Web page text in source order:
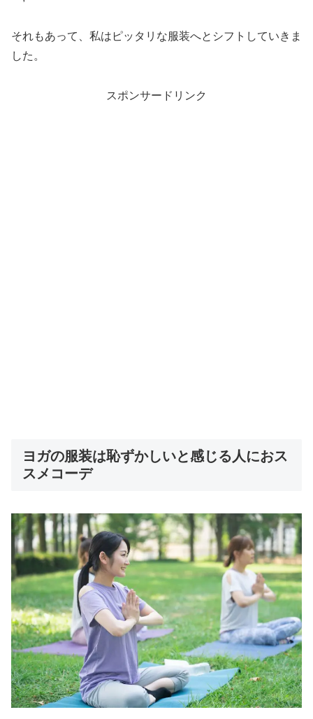
それもあって、私はピッタリな服装へとシフトしていきま
した。
スポンサードリンク
ヨガの服装は恥ずかしいと感じる人におス
スメコーデ